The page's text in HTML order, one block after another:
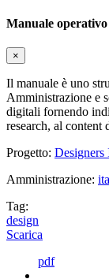
Manuale operativo
×
Il manuale è uno
Amministrazione e
digitali fornendo
research, al content
Progetto: Designers
Amministrazione:
Tag:
design
Scarica
pdf